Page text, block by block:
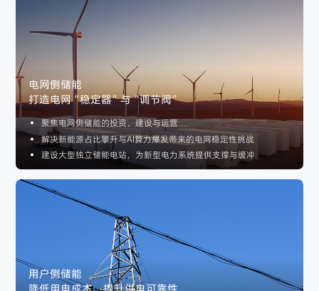
电网侧储能
打造电网“稳定器”与“调节阀”
聚焦电网侧储能的投资、建设与运营
解决新能源占比攀升与AI算力爆发带来的电网稳定性挑战
建设大型独立储能电站，为新型电力系统提供支撑与缓冲
用户侧储能